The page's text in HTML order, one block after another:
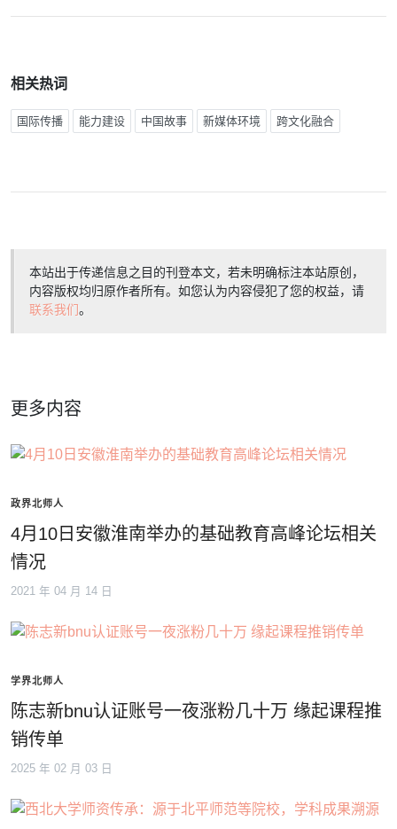
相关热词
国际传播 能力建设 中国故事 新媒体环境 跨文化融合
本站出于传递信息之目的刊登本文，若未明确标注本站原创，
内容版权均归原作者所有。如您认为内容侵犯了您的权益，请
联系我们。
更多内容
政界北师人
4月10日安徽淮南举办的基础教育高峰论坛相关
情况
2021 年 04 月 14 日
学界北师人
陈志新bnu认证账号一夜涨粉几十万 缘起课程推
销传单
2025 年 02 月 03 日